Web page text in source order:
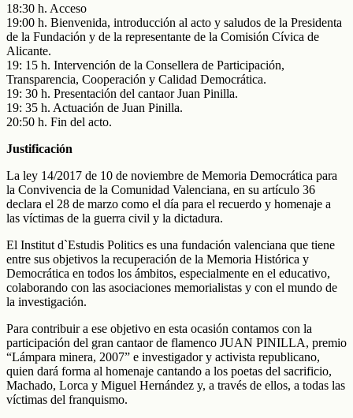
18:30 h. Acceso
19:00 h. Bienvenida, introducción al acto y saludos de la Presidenta
de la Fundación y de la representante de la Comisión Cívica de
Alicante.
19: 15 h. Intervención de la Consellera de Participación,
Transparencia, Cooperación y Calidad Democrática.
19: 30 h. Presentación del cantaor Juan Pinilla.
19: 35 h. Actuación de Juan Pinilla.
20:50 h. Fin del acto.
Justificación
La ley 14/2017 de 10 de noviembre de Memoria Democrática para
la Convivencia de la Comunidad Valenciana, en su artículo 36
declara el 28 de marzo como el día para el recuerdo y homenaje a
las víctimas de la guerra civil y la dictadura.
El Institut d`Estudis Politics es una fundación valenciana que tiene
entre sus objetivos la recuperación de la Memoria Histórica y
Democrática en todos los ámbitos, especialmente en el educativo,
colaborando con las asociaciones memorialistas y con el mundo de
la investigación.
Para contribuir a ese objetivo en esta ocasión contamos con la
participación del gran cantaor de flamenco JUAN PINILLA, premio
“Lámpara minera, 2007” e investigador y activista republicano,
quien dará forma al homenaje cantando a los poetas del sacrificio,
Machado, Lorca y Miguel Hernández y, a través de ellos, a todas las
víctimas del franquismo.